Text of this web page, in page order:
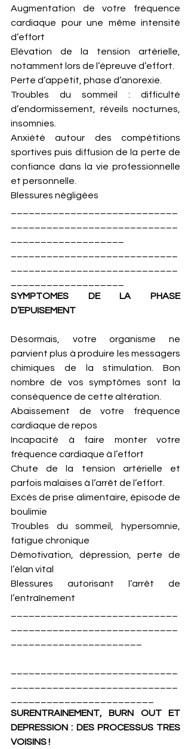
Augmentation de votre fréquence
cardiaque pour une même intensité
d’effort
Elévation de la tension artérielle,
notamment lors de l’épreuve d’effort.
Perte d’appétit, phase d’anorexie.
Troubles du sommeil : difficulté
d’endormissement, réveils nocturnes,
insomnies.
Anxiété autour des compétitions
sportives puis diffusion de la perte de
confiance dans la vie professionnelle
et personnelle.
Blessures négligées
SYMPTOMES DE LA PHASE
D’EPUISEMENT
Désormais, votre organisme ne
parvient plus à produire les messagers
chimiques de la stimulation. Bon
nombre de vos symptômes sont la
conséquence de cette altération.
Abaissement de votre fréquence
cardiaque de repos
Incapacité à faire monter votre
fréquence cardiaque à l’effort
Chute de la tension artérielle et
parfois malaises à l’arrêt de l’effort.
Excès de prise alimentaire, épisode de
boulimie
Troubles du sommeil, hypersomnie,
fatigue chronique
Démotivation, dépression, perte de
l’élan vital
Blessures autorisant l’arrêt de
l’entraînement
SURENTRAINEMENT, BURN OUT ET
DEPRESSION : DES PROCESSUS TRES
VOISINS !